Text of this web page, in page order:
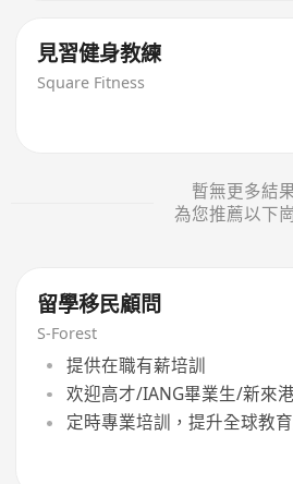
見習健身教練
Square Fitness
暫無更多結
為您推薦以下
留學移民顧問
S-Forest
提供在職有薪培訓
欢迎高才/IANG畢業生/新來
定時專業培訓，提升全球教